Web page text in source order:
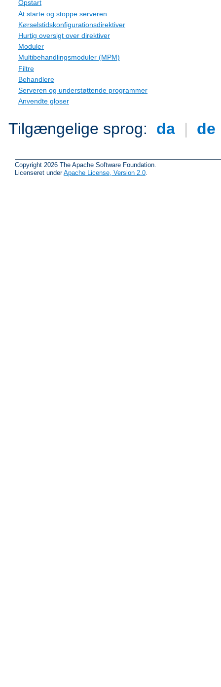
Opstart
At starte og stoppe serveren
Kørselstidskonfigurationsdirektiver
Hurtig oversigt over direktiver
Moduler
Multibehandlingsmoduler (MPM)
Filtre
Behandlere
Serveren og understøttende programmer
Anvendte gloser
Tilgængelige sprog: da | de
Copyright 2026 The Apache Software Foundation.
Licenseret underApache License, Version 2.0